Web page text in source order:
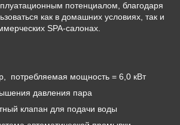
потенциалом, благодаря
как в домашних условиях, так и
SPA-салонах.
потребляемая мощность = 6,0 кВт
давления пара
клапан для подачи воды